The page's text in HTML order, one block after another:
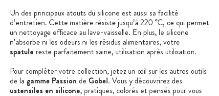
Un des principaux atouts du silicone est aussi sa facilité
d’entretien. Cette matière résiste jusqu’à 220 °C, ce qui permet
un nettoyage efficace au lave-vaisselle. En plus, le silicone
n’absorbe ni les odeurs ni les résidus alimentaires, votre
spatule reste parfaitement saine, utilisation après utilisation.
Pour compléter votre collection, jetez un œil sur les autres outils
de la gamme Passion de Gobel. Vous y découvrirez des
ustensiles en silicone, pratiques, colorés et pensés pour vous